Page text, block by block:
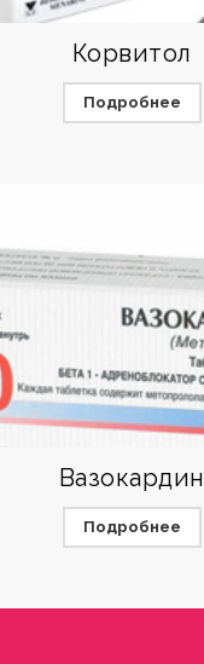
Корвитол
Подробнее
Вазокардин
Подробнее